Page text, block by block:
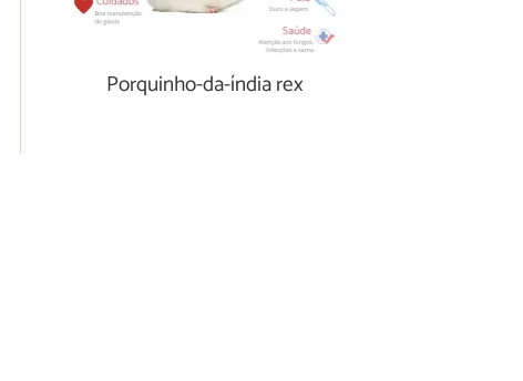
Porquinho-da-índia rex